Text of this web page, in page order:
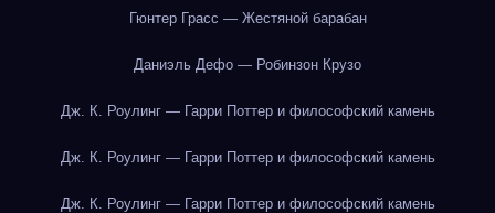
Гюнтер Грасс — Жестяной барабан
Даниэль Дефо — Робинзон Крузо
Дж. К. Роулинг — Гарри Поттер и философский камень
Дж. К. Роулинг — Гарри Поттер и философский камень
Дж. К. Роулинг — Гарри Поттер и философский камень